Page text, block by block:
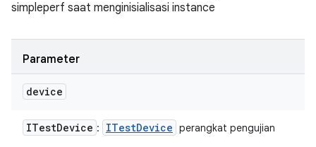
simpleperf saat menginisialisasi instance
Parameter
device
ITestDevice : ITestDevice perangkat pengujian